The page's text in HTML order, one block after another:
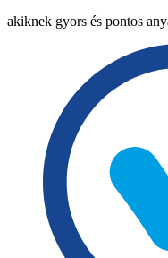
akiknek gyors és pontos